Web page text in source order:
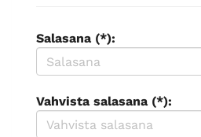
Salasana (*):
Vahvista salasana (*):